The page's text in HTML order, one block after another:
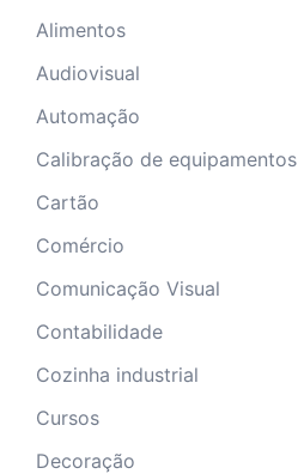
Alimentos
Audiovisual
Automação
Calibração de equipamentos
Cartão
Comércio
Comunicação Visual
Contabilidade
Cozinha industrial
Cursos
Decoração